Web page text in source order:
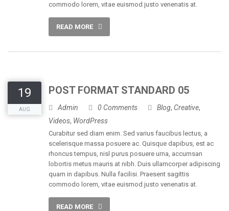
commodo lorem, vitae euismod justo venenatis at.
READ MORE
19
AUG
POST FORMAT STANDARD 05
Admin 0 Comments Blog, Creative,
Videos, WordPress
Curabitur sed diam enim. Sed varius faucibus lectus, a
scelerisque massa posuere ac. Quisque dapibus, est ac
rhoncus tempus, nisl purus posuere urna, accumsan
lobortis metus mauris at nibh. Duis ullamcorper adipiscing
quam in dapibus. Nulla facilisi. Praesent sagittis
commodo lorem, vitae euismod justo venenatis at.
READ MORE